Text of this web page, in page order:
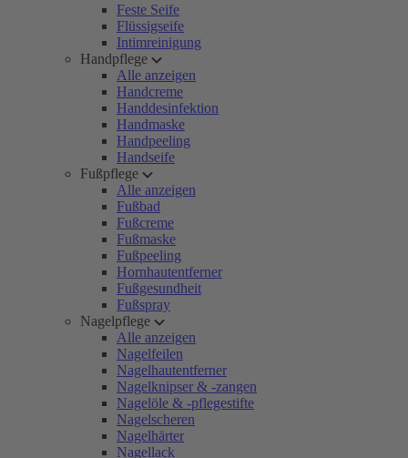
Feste Seife
Flüssigseife
Intimreinigung
Handpflege
Alle anzeigen
Handcreme
Handdesinfektion
Handmaske
Handpeeling
Handseife
Fußpflege
Alle anzeigen
Fußbad
Fußcreme
Fußmaske
Fußpeeling
Hornhautentferner
Fußgesundheit
Fußspray
Nagelpflege
Alle anzeigen
Nagelfeilen
Nagelhautentferner
Nagelknipser & -zangen
Nagelöle & -pflegestifte
Nagelscheren
Nagelhärter
Nagellack